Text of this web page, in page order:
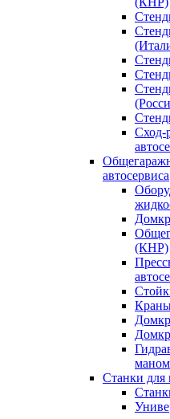
Сход-
автосервиса
(КНР)
Станки для